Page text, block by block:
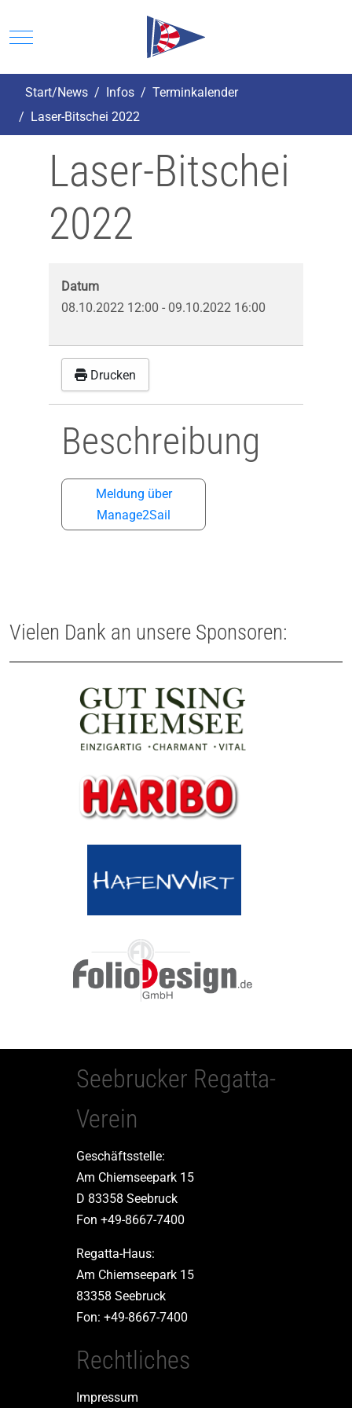
Mobile Menu Toggle
Start/News Infos
Terminkalender
Laser-Bitschei 2022
Laser-Bitschei
2022
Datum
08.10.2022 12:00 - 09.10.2022 16:00
Drucken
Beschreibung
Meldung über
Manage2Sail
Vielen Dank an unsere Sponsoren:
Seebrucker Regatta-
Verein
Geschäftsstelle:
Am Chiemseepark 15
D 83358 Seebruck
Fon +49-8667-7400
Regatta-Haus:
Am Chiemseepark 15
83358 Seebruck
Fon: +49-8667-7400
Rechtliches
Impressum